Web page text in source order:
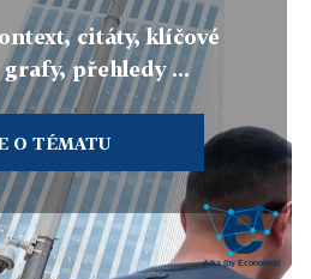
citáty, klíčové
grafy, přehledy ...
O TÉMATU